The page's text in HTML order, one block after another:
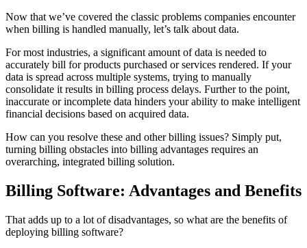
Now that we’ve covered the classic problems companies encounter
when billing is handled manually, let’s talk about data.
For most industries, a significant amount of data is needed to
accurately bill for products purchased or services rendered. If your
data is spread across multiple systems, trying to manually
consolidate it results in billing process delays. Further to the point,
inaccurate or incomplete data hinders your ability to make intelligent
financial decisions based on acquired data.
How can you resolve these and other billing issues? Simply put,
turning billing obstacles into billing advantages requires an
overarching, integrated billing solution.
Billing Software: Advantages and Benefits
That adds up to a lot of disadvantages, so what are the benefits of
deploying billing software?